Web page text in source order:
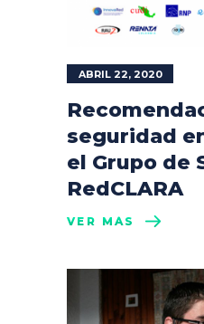
ABRIL 22, 2020
seguridad
el Grupo de
RedCLARA
VER MÁS